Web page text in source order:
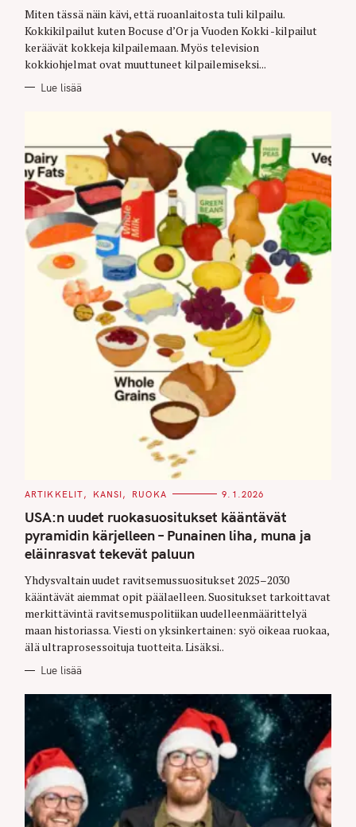
I
E
S
Miten tässä näin kävi, että ruoanlaitosta tuli kilpailu.
Kokkikilpailut kuten Bocuse d’Or ja Vuoden Kokki -kilpailut
keräävät kokkeja kilpailemaan. Myös television
kokkiohjelmat ovat muuttuneet kilpailemiseksi...
Lue lisää
C
T
E
G
O
R
I
S
ARTIKKELIT KANSI RUOKA 9.1.2026
USA:n uudet ruokasuositukset kääntävät
pyramidin kärjelleen – Punainen liha, muna ja
eläinrasvat tekevät paluun
Yhdysvaltain uudet ravitsemussuositukset 2025–2030
kääntävät aiemmat opit päälaelleen. Suositukset tarkoittavat
merkittävintä ravitsemuspolitiikan uudelleenmäärittelyä
maan historiassa. Viesti on yksinkertainen: syö oikeaa ruokaa,
älä ultraprosessoituja tuotteita. Lisäksi..
Lue lisää